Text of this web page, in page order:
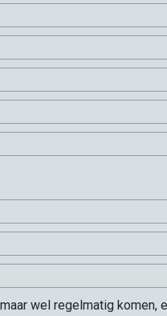
wel regelmatig komen,